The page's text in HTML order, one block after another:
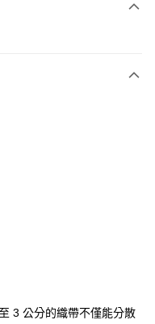
的支付方式。 讓您購物簡單
3 公分的織帶不僅能分散